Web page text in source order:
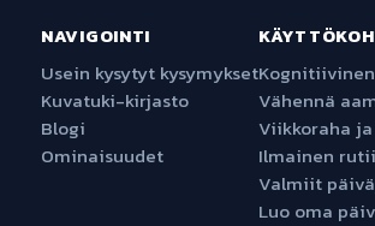
NAVIGOINTI
Usein kysytyt kysymykset
Kuvatuki-kirjasto
Blogi
Ominaisuudet
Vähennä
Viikkoraha
Ilmainen
Valmiit
Luo oma